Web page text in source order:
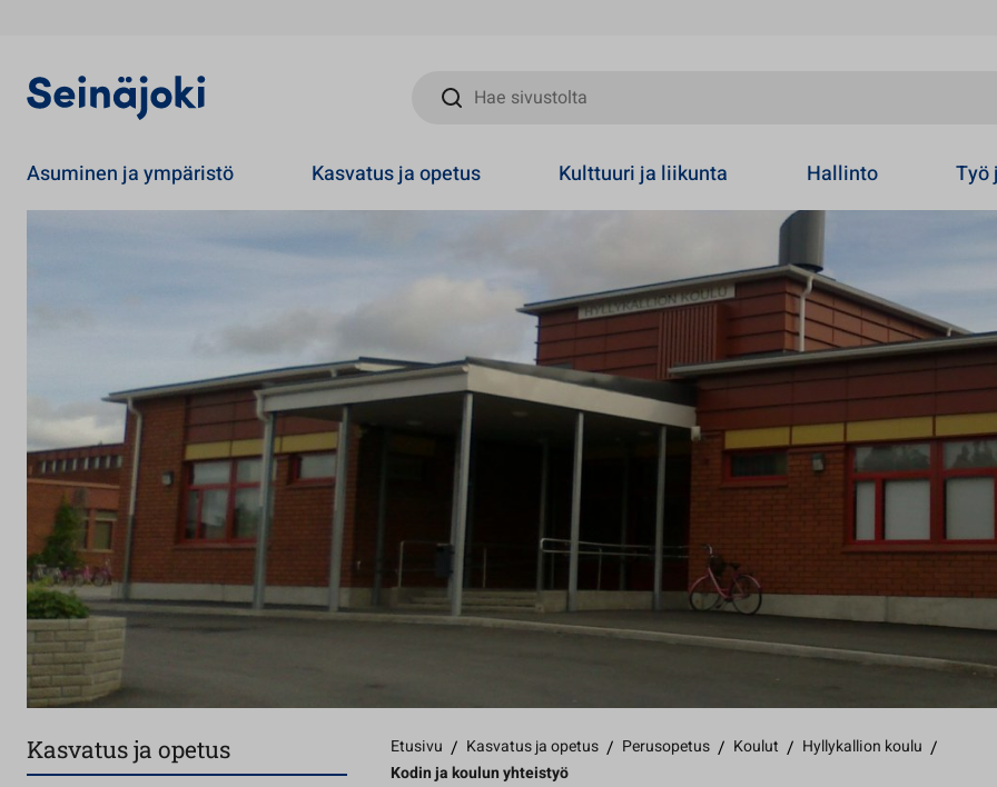
Hae sivustolta
Asuminen ja ympäristö Kasvatus ja opetus Kulttuuri ja liikunta Hallinto Työ
Kasvatus ja opetus Etusivu / Kasvatus ja opetus / Perusopetus / Koulut / Hyllykallion koulu /
Kodin ja koulun yhteistyö